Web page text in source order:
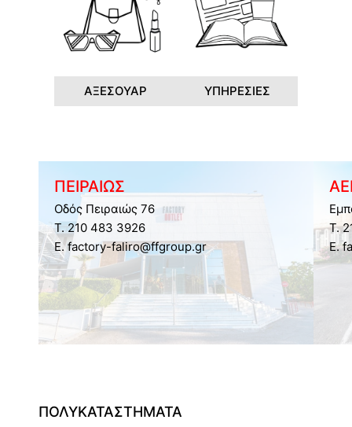
ΑΞΕΣΟΥΑΡ ΥΠΗΡΕΣΙΕΣ
ΠΟΛΥΚΑΤΑΣΤΗΜΑΤΑ
ΠΕΙΡΑΙΩΣ
Οδός Πειραιώς 76
Τ. 210 483 3926
E. factory-faliro@ffgroup.gr
Τ.
E.